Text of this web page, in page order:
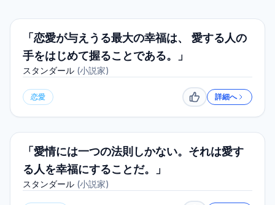
「恋愛が与えうる最大の幸福は、 愛する人の
手をはじめて握ることである。」
スタンダール (小説家)
恋愛 いいね詳細へ
「愛情には一つの法則しかない。それは愛す
る人を幸福にすることだ。」
スタンダール (小説家)